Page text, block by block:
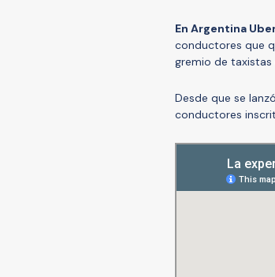
En Argentina
conductores que
gremio de
Desde que se
conductores